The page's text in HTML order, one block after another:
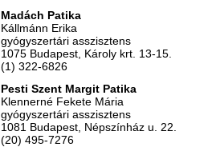
Madách Patika
Kállmánn Erika
gyógyszertári asszisztens
1075 Budapest, Károly krt. 13-15.
(1) 322-6826
Pesti Szent Margit Patika
Klennerné Fekete Mária
gyógyszertári asszisztens
1081 Budapest, Népszínház u. 22.
(20) 495-7276